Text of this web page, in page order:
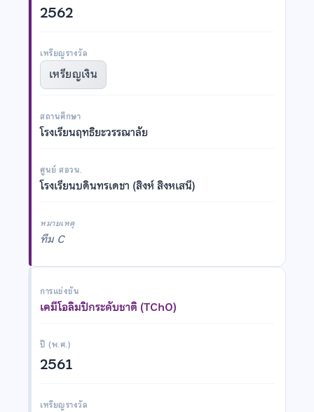
2562
เหรียญรางวัล
เหรียญเงิน
สถานศึกษา
โรงเรียนฤทธิยะวรรณาลัย
ศูนย์ สอวน.
โรงเรียนบดินทรเดชา (สิงห์ สิงหเสนี)
หมายเหตุ
ทีม C
การแข่งขัน
เคมีโอลิมปิกระดับชาติ (TChO)
ปี (พ.ศ.)
2561
เหรียญรางวัล